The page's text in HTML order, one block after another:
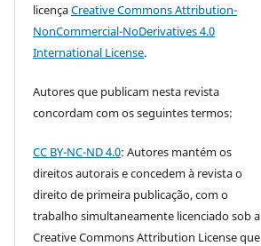
licençaCreative Commons Attribution-
NonCommercial-NoDerivatives 4.0
International License.
Autores que publicam nesta revista
concordam com os seguintes termos:
CC BY-NC-ND 4.0: Autores mantém os
direitos autorais e concedem à revista o
direito de primeira publicação, com o
trabalho simultaneamente licenciado sob a
Creative Commons Attribution License que